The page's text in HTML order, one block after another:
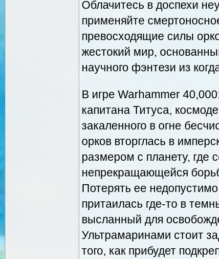
Облачитесь в доспехи
применяйте
превосходящие силы
жестокий мир,
научного фэнтези из
В игре Warhammer
капитана Титуса,
закаленного в огне
орков вторглась в
размером с планету, где
непрекращающейся
Потерять ее
притаилась где-то в
высланный для
Ультрамаринами стоит
того, как прибудет